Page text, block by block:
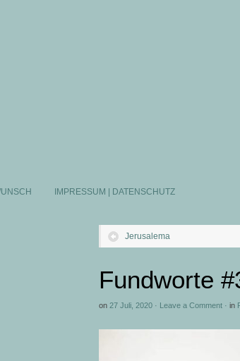
IMPRESSUM | DATENSCHUTZ
Jerusalema
Fundworte
on 27 Juli, 2020 · Leave a Comment · in